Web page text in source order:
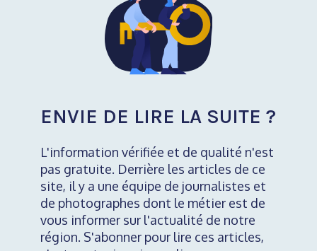
ENVIE DE LIRE LA SUITE ?
L'information vérifiée et de qualité n'est
pas gratuite. Derrière les articles de ce
site, il y a une équipe de journalistes et
de photographes dont le métier est de
vous informer sur l'actualité de notre
région. S'abonner pour lire ces articles,